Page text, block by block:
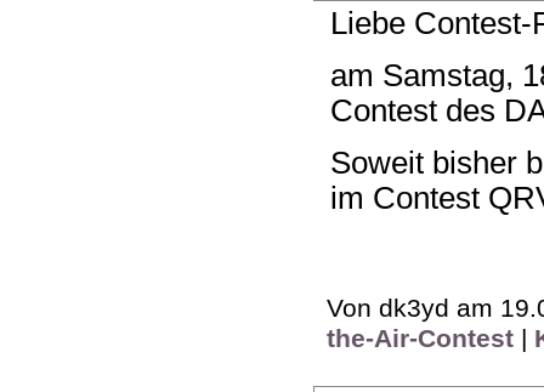
Liebe Contest-
am Samstag,
Contest des
Soweit bisher
im Contest
Von dk3yd am
the-Air-Contest |